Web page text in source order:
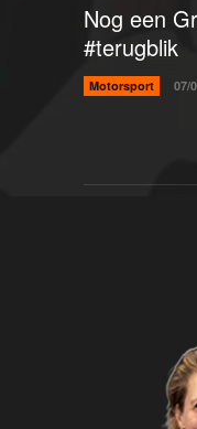
Nog een
#terugblik
Motorsport 07/